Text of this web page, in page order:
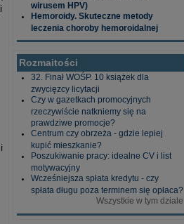
wirusem HPV)
Hemoroidy. Skuteczne metody
leczenia choroby hemoroidalnej
Rozmaitości
32. Finał WOŚP. 10 książek dla
zwycięzcy licytacji
Czy w gazetkach promocyjnych
rzeczywiście natkniemy się na
prawdziwe promocje?
Centrum czy obrzeża - gdzie lepiej
kupić mieszkanie?
Poszukiwanie pracy: idealne CV i list
motywacyjny
Wcześniejsza spłata kredytu - czy
spłata długu poza terminem się opłaca?
Wszystkie w tym dziale